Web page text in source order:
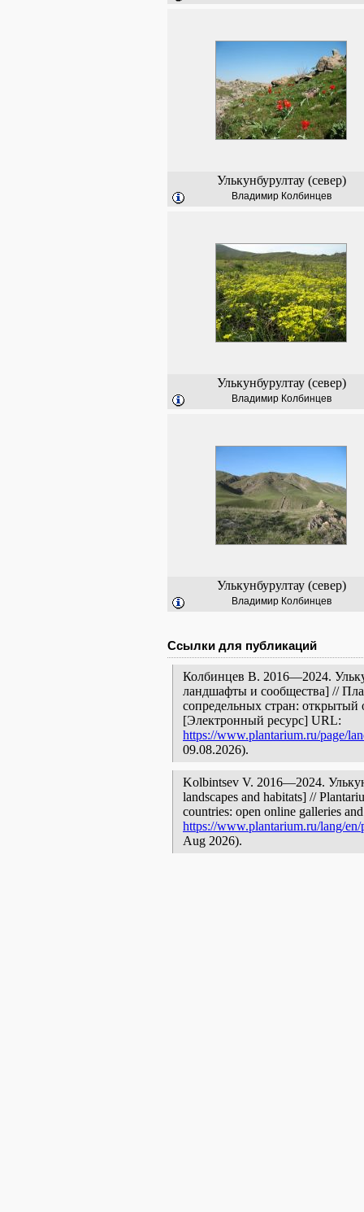
Улькунбурултау (север)
Владимир Колбинцев
Улькунбурултау (север)
Владимир Колбинцев
Улькунбурултау (север)
Владимир Колбинцев
Ссылки для публикаций
Колбинцев В. 2016—2024.
ландшафты и сообщества] //
сопредельных стран: открытый
[Электронный ресурс] URL:
https://www.plantarium.ru/page/
09.08.2026).
Kolbintsev V. 2016—2024.
landscapes and habitats] //
countries: open online galleries
https://www.plantarium.ru/lang/
Aug 2026).